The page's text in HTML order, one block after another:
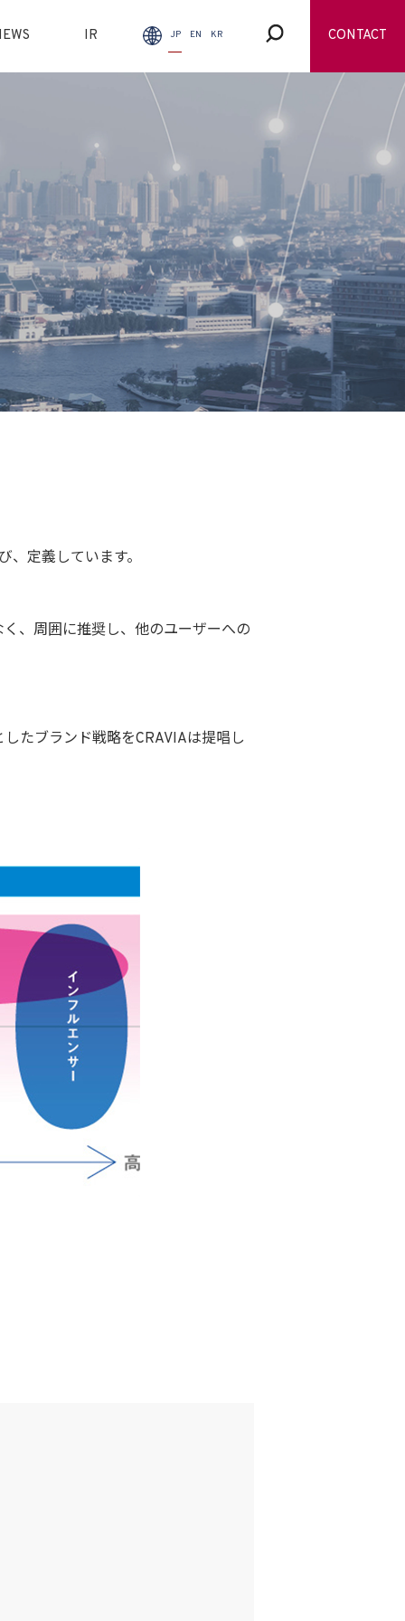
IR JP EN KR CONTACT
定義しています。
、周囲に推奨し、他のユーザーへの
たブランド戦略をCRAVIAは提唱し